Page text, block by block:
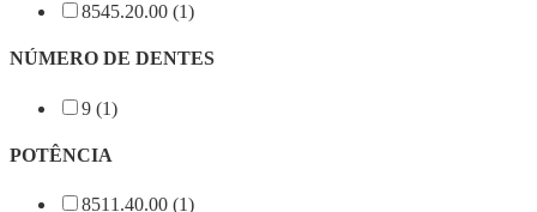
8545.20.00 (1)
NÚMERO DE DENTES
9 (1)
POTÊNCIA
8511.40.00 (1)